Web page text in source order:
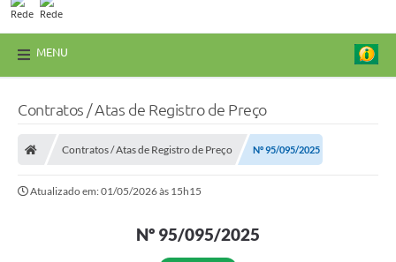
MENU
Contratos / Atas de Registro de Preço
Contratos / Atas de Registro de Preço Nº 95/095/2025
Atualizado em: 01/05/2026 às 15h15
Nº 95/095/2025